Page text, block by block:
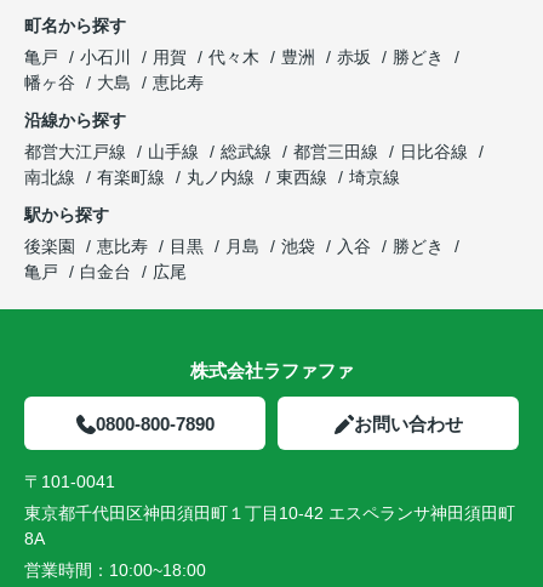
町名から探す
亀戸
小石川 用賀 代々木 豊洲 赤坂
勝どき
幡ヶ谷
大島
恵比寿
沿線から探す
都営大江戸線
山手線 総武線 都営三田線
日比谷線
南北線
有楽町線 丸ノ内線 東西線
埼京線
駅から探す
後楽園
恵比寿 目黒 月島 池袋 入谷
勝どき
亀戸
白金台 広尾
株式会社ラファファ
0800-800-7890 お問い合わせ
〒101-0041
東京都千代田区神田須田町１丁目10-42 エスペランサ神田須田町
8A
営業時間： 10:00~18:00